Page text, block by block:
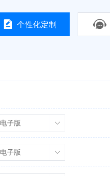
个性化定制
电子版
电子版